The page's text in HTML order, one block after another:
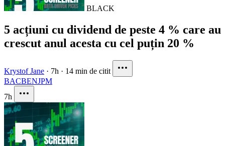
BLACK
5 acțiuni cu dividend de peste 4 % care au
crescut anul acesta cu cel puțin 20 %
Krystof Jane · 7h · 14 min de citit
BACBENJPM
7h